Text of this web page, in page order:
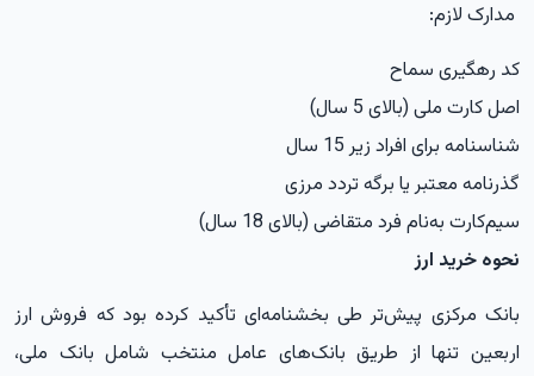
مدارک لازم:
کد رهگیری سماح
اصل کارت ملی (بالای 5 سال)
شناسنامه برای افراد زیر 15 سال
گذرنامه معتبر یا برگه تردد مرزی
سیم‌کارت به‌نام فرد متقاضی (بالای 18 سال)
نحوه خرید ارز
بانک مرکزی پیش‌تر طی بخشنامه‌ای تأکید کرده بود که فروش ارز
اربعین تنها از طریق بانک‌های عامل منتخب شامل بانک ملی،